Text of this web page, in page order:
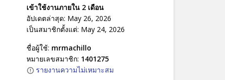
เข้าใช้งานภายใน 2 เดือน
อัปเดตล่าสุด: May 26, 2026
เป็นสมาชิกตั้งแต่: May 24, 2026
ชื่อผู้ใช้: mrmachillo
หมายเลขสมาชิก: 1401275
รายงานความไม่เหมาะสม